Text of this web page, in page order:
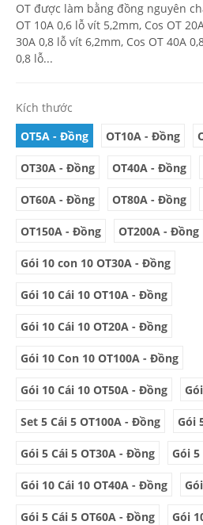
OT được làm bằng đồng nguyên
OT 10A 0,6 lỗ vít 5,2mm, Cos OT
30A 0,8 lỗ vít 6,2mm, Cos OT 40A
0,8 lỗ...
Kích thước
OT5A - Đồng
OT10A - Đồng
OT30A - Đồng OT40A - Đồng
OT60A - Đồng OT80A - Đồng
OT150A - Đồng OT200A - Đồng
Gói 10 con 10 OT30A - Đồng
Gói 10 Cái 10 OT10A - Đồng
Gói 10 Cái 10 OT20A - Đồng
Gói 10 Con 10 OT100A - Đồng
Gói 10 Cái 10 OT50A - Đồng
Set 5 Cái 5 OT100A - Đồng Gói
Gói 5 Cái 5 OT30A - Đồng Gói 5
Gói 10 Cái 10 OT40A - Đồng
Gói 5 Cái 5 OT60A - Đồng Gói